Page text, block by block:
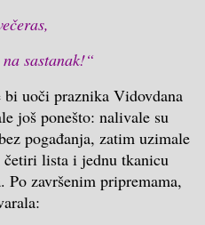
sastanak!“
uoči praznika Vidovdana
još ponešto: nalivale su
pogađanja, zatim uzimale
lista i jednu tkanicu
završenim pripremama,